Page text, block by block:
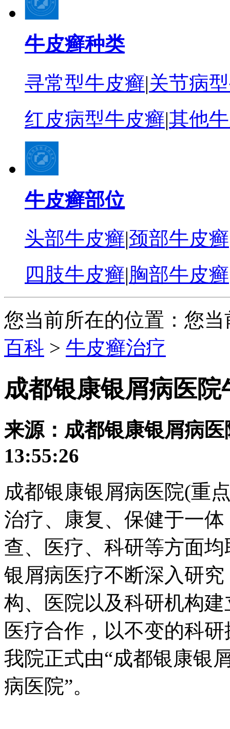
牛皮癣种类
寻常型牛皮癣|关节病
红皮病型牛皮癣|其他
牛皮癣部位
头部牛皮癣|颈部牛皮癣
四肢牛皮癣|胸部牛皮癣
您当前所在的位置：您
百科 > 牛皮癣治疗
成都银康银屑病医院
来源：成都银康银屑病
13:55:26
成都银康银屑病医院(重
治疗、康复、保健于一
查、医疗、科研等方面
银屑病医疗不断深入研
构、医院以及科研机构
医疗合作，以不变的科
我院正式由“成都银康银
病医院”。